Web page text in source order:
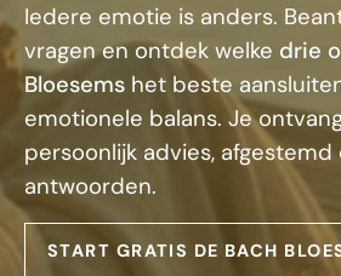
Iedere emotie is anders.
vragen en ontdek welke drie
Bloesems het beste
emotionele balans. Je
persoonlijk advies, afgestemd
antwoorden.
START GRATIS DE BACH